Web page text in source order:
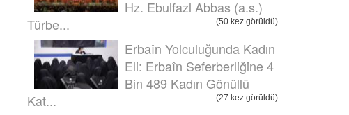
Hz. Ebulfazl Abbas (a.s.)
Türbe...
(50 kez görüldü)
Erbaîn Yolculuğunda Kadın
Eli: Erbaîn Seferberliğine 4
Bin 489 Kadın Gönüllü
Kat...
(27 kez görüldü)